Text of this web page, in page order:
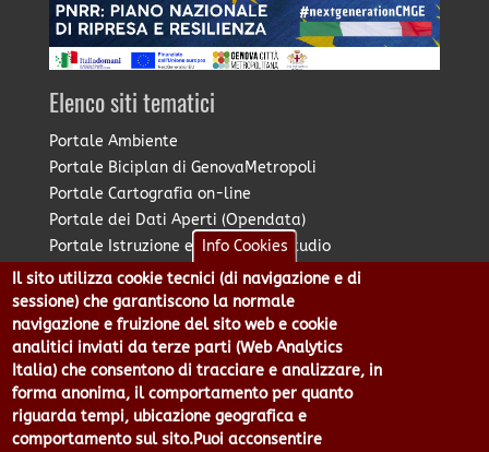
Elenco siti tematici
Portale Ambiente
Portale Biciplan di GenovaMetropoli
Portale Cartografia on-line
Portale dei Dati Aperti (Opendata)
Portale Istruzione e Diritto allo Studio
Portale Marketing Territoriale
Portale Piano Strategico Metropolitano
Portale PUMS di GenovaMetropoli
Portale Stazione Unica Appaltante
Pratico: procedimenti e istanze online
Info Cookies
Il sito utilizza cookie tecnici (di navigazione e di
sessione) che garantiscono la normale
navigazione e fruizione del sito web e cookie
analitici inviati da terze parti (Web Analytics
Italia) che consentono di tracciare e analizzare, in
forma anonima, il comportamento per quanto
riguarda tempi, ubicazione geografica e
comportamento sul sito.Puoi acconsentire